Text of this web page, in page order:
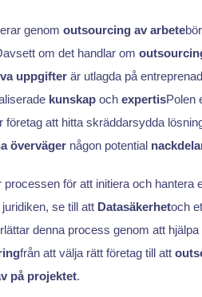
genom outsourcing av arbete
om det handlar om
uppgifterär utlagda på
kunskapoch expertisPolen
företag att hitta skräddarsydda
övervägernågon potential
processen för att initiera och hantera
se till att Datasäkerhetoch
denna process genom att
från att välja rätt företag till att
på projektet.